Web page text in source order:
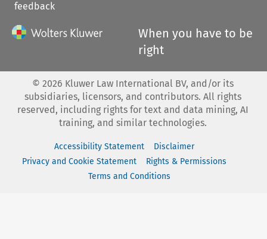
feedback
When you have to be
right
© 2026 Kluwer Law International BV, and/or its
subsidiaries, licensors, and contributors. All rights
reserved, including rights for text and data mining, AI
training, and similar technologies.
Accessibility Statement
Disclaimer
Privacy and Cookie Statement
Rights & Permissions
Terms and Conditions